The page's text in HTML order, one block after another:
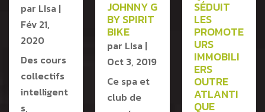
par LIsa |
Fév 21,
2020
Des cours
collectifs
intelligent
s,
JOHNNY G
BY SPIRIT
BIKE
par LIsa |
Oct 3, 2019
Ce spa et
club de
SÉDUIT
LES
PROMOTE
URS
IMMOBILI
ERS
OUTRE
ATLANTI
QUE